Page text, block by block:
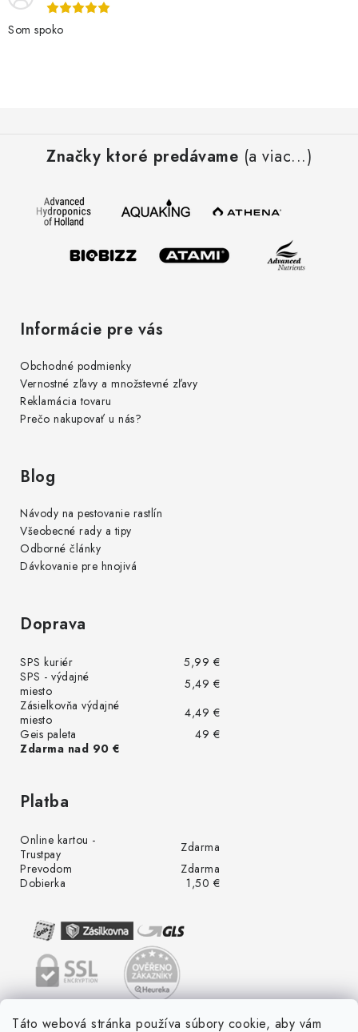
Táto webová stránka používa súbory cookie, aby vám
Som spoko
Značky ktoré predávame (a viac...)
Informácie pre vás
Obchodné podmienky
Vernostné zľavy a množstevné zľavy
Reklamácia tovaru
Prečo nakupovať u nás?
Blog
Návody na pestovanie rastlín
Všeobecné rady a tipy
Odborné články
Dávkovanie pre hnojivá
Doprava
SPS kuriér
5,99 €
SPS - výdajné
miesto
5,49 €
Zásielkovňa výdajné
miesto
4,49 €
Geis paleta
49 €
Zdarma nad 90 €
Platba
Online kartou -
Trustpay
Zdarma
Prevodom
Zdarma
Dobierka
1,50 €